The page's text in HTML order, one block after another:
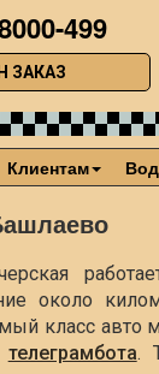
499
ЗАКАЗ
Клиентам
около
класс
телеграмбота.